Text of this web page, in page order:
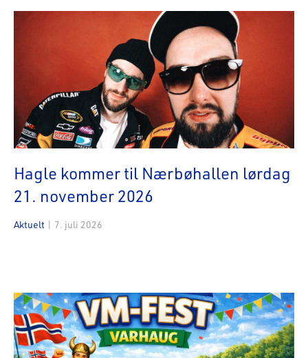
Hagle kommer til Nærbøhallen lørdag
21. november 2026
Aktuelt | 7. juli 2026